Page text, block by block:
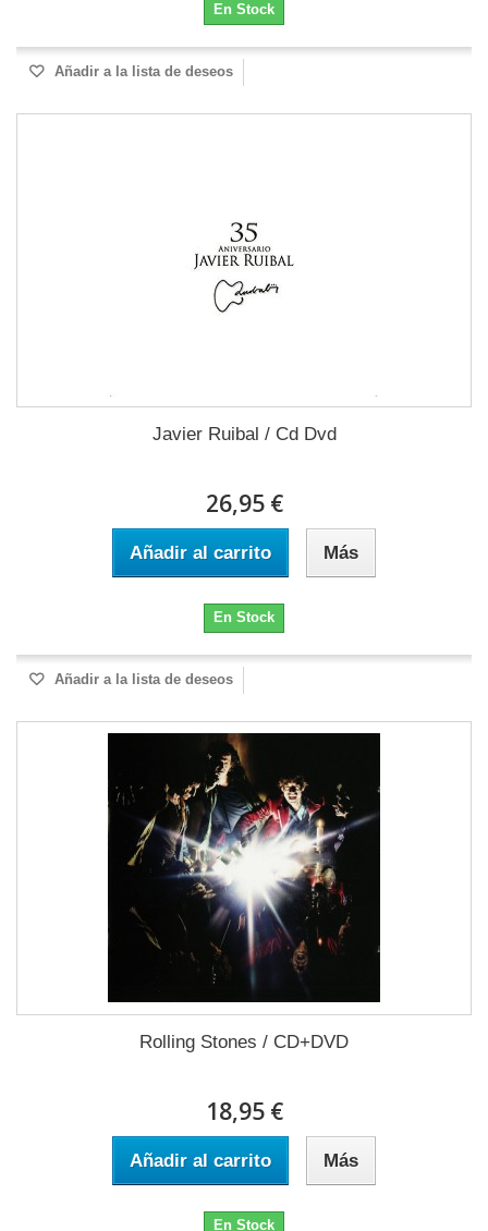
En Stock
Añadir a la lista de deseos
Javier Ruibal / Cd Dvd
26,95 €
Añadir al carrito Más
En Stock
Añadir a la lista de deseos
Rolling Stones / CD+DVD
18,95 €
Añadir al carrito Más
En Stock